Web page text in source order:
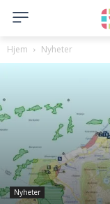
Hjem Nyheter
Nyheter